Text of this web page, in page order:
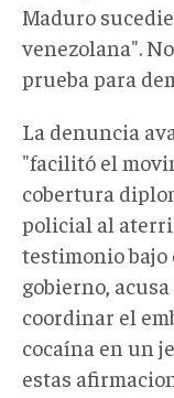
Maduro
venezolana".
prueba para
La denuncia
"facilitó el
cobertura
policial al
testimonio bajo
gobierno,
coordinar el
cocaína en un
estas